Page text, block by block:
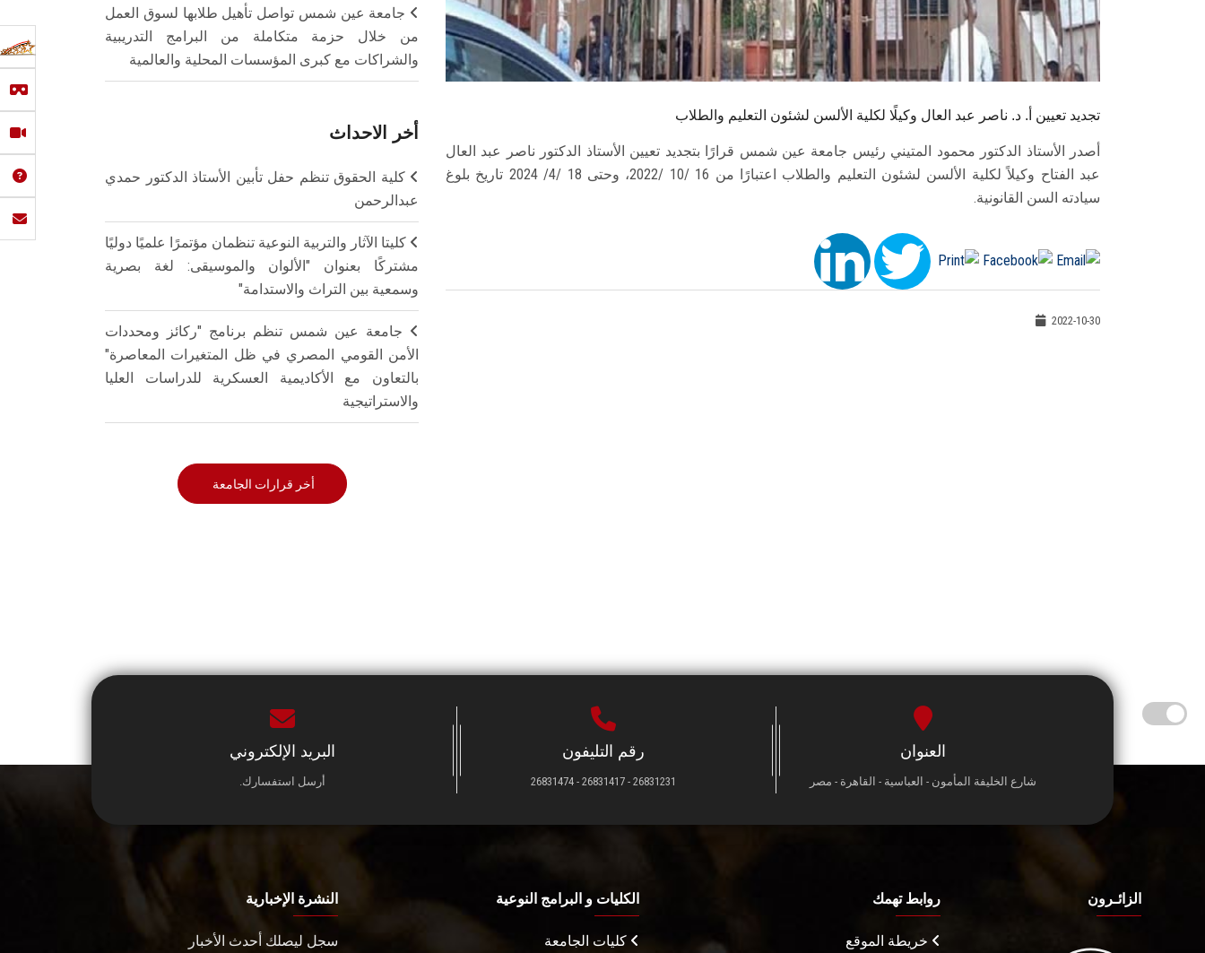
تجديد تعيين أ. د. ناصر عبد العال وكيلًا لكلية الألسن لشئون التعليم والطلاب
أصدر الأستاذ الدكتور محمود المتيني رئيس جامعة عين شمس قرارًا بتجديد تعيين الأستاذ الدكتور ناصر عبد العال
عبد الفتاح وكيلاً لكلية الألسن لشئون التعليم والطلاب اعتبارًا من 16 /10 /2022، وحتى 18 /4/ 2024 تاريخ بلوغ
سيادته السن القانونية.
2022-10-30
جامعة عين شمس تواصل تأهيل طلابها لسوق العمل
من خلال حزمة متكاملة من البرامج التدريبية
والشراكات مع كبرى المؤسسات المحلية والعالمية
أخر الاحداث
كلية الحقوق تنظم حفل تأبين الأستاذ الدكتور حمدي
عبدالرحمن
كليتا الآثار والتربية النوعية تنظمان مؤتمرًا علميًا دوليًا
مشتركًا بعنوان "الألوان والموسيقى: لغة بصرية
وسمعية بين التراث والاستدامة"
جامعة عين شمس تنظم برنامج "ركائز ومحددات
الأمن القومي المصري في ظل المتغيرات المعاصرة"
بالتعاون مع الأكاديمية العسكرية للدراسات العليا
والاستراتيجية
أخر قرارات الجامعة
العنوان
شارع الخليفة المأمون - العباسية - القاهرة - مصر
رقم التليفون
26831231 - 26831417 - 26831474
البريد الإلكتروني
أرسل استفسارك.
الزائـرون روابط تهمك
خريطة الموقع
الكليات و البرامج النوعية
كليات الجامعة
النشرة الإخبارية
سجل ليصلك أحدث الأخبار